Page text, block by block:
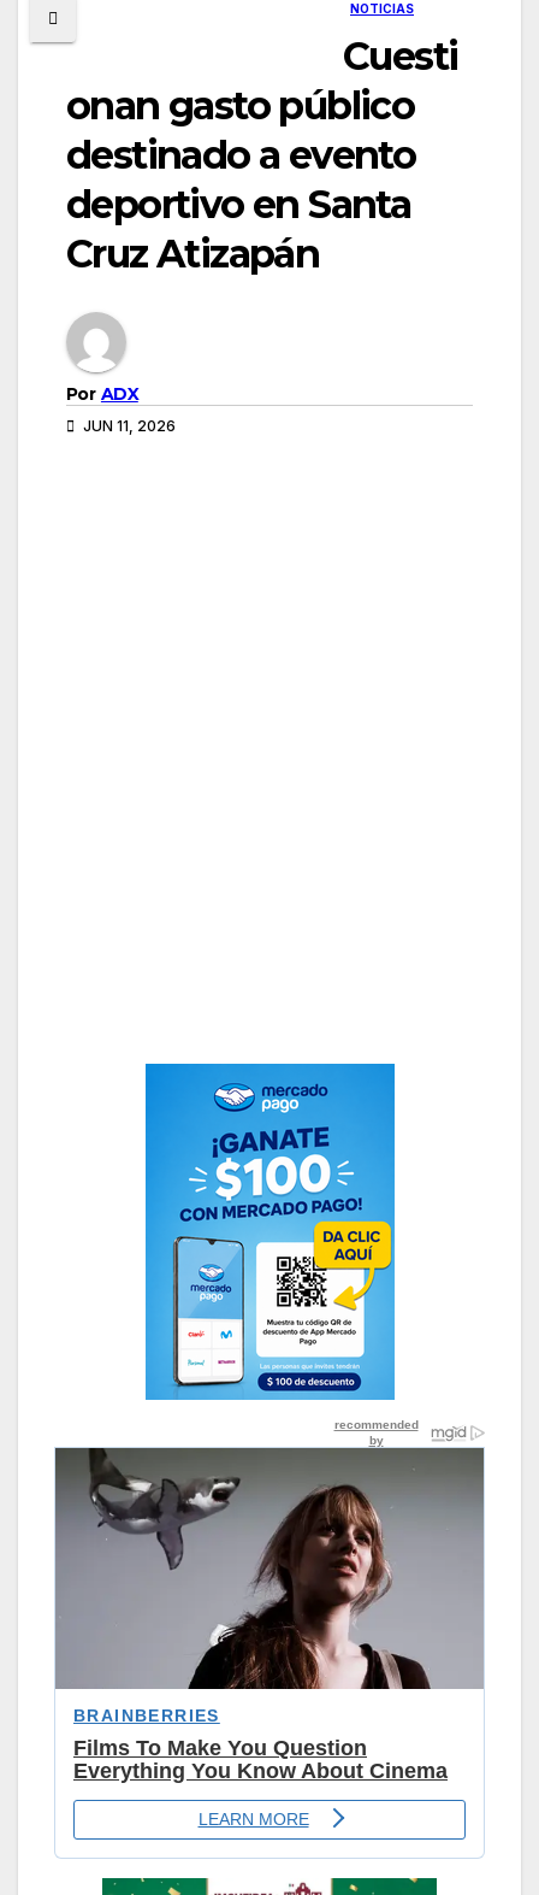
NOTICIAS
Cuesti
onan gasto público
destinado a evento
deportivo en Santa
Cruz Atizapán
Por ADX
JUN 11, 2026